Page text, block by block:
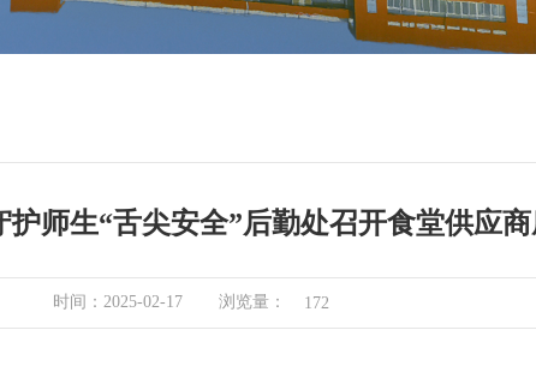
护师生“舌尖安全”后勤处召开食堂供应
时间：2025-02-17 浏览量： 172